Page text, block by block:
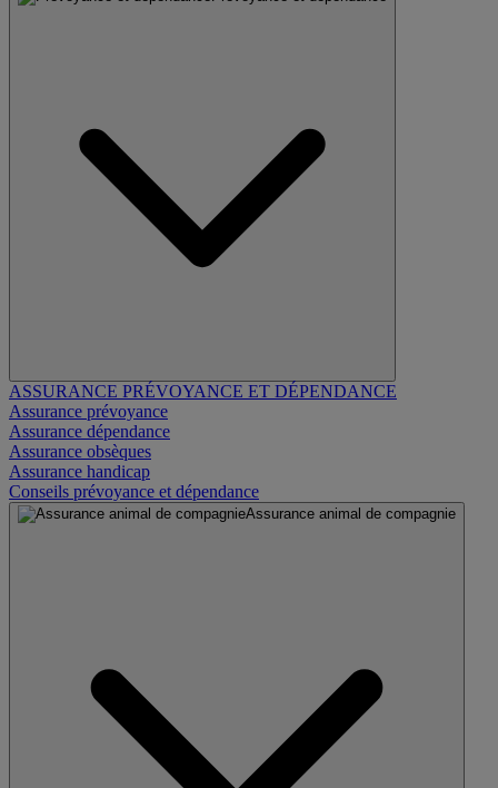
ASSURANCE PRÉVOYANCE ET DÉPENDANCE
Assurance prévoyance
Assurance dépendance
Assurance obsèques
Assurance handicap
Conseils prévoyance et dépendance
Assurance animal de compagnie